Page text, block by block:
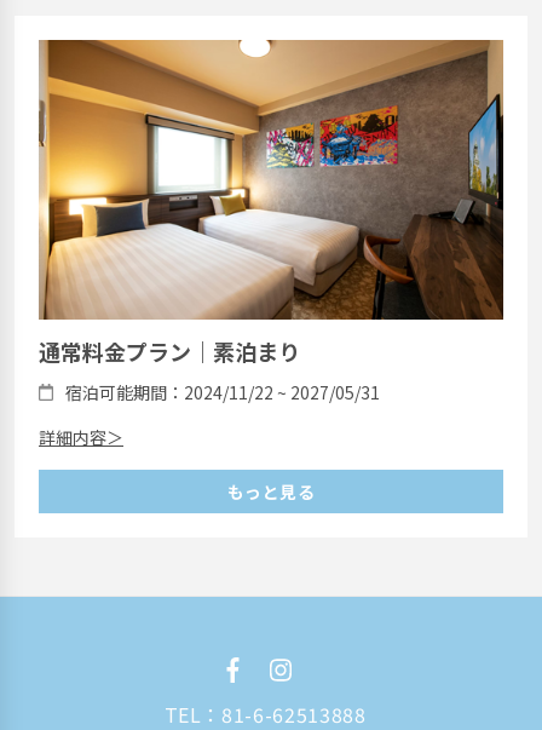
通常料金プラン｜素泊まり
宿泊可能期間：2024/11/22 ~ 2027/05/31
詳細内容＞
もっと見る
TEL： 81-6-62513888